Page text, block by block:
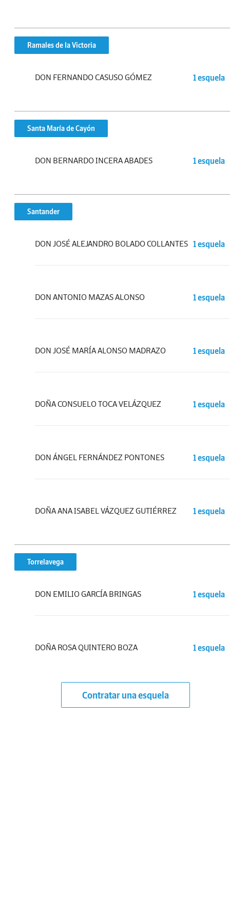
Ramales de la Victoria
DON FERNANDO CASUSO GÓMEZ 1 esquela
Santa María de Cayón
DON BERNARDO INCERA ABADES 1 esquela
Santander
DON JOSÉ ALEJANDRO BOLADO COLLANTES 1 esquela
DON ANTONIO MAZAS ALONSO 1 esquela
DON JOSÉ MARÍA ALONSO MADRAZO 1 esquela
DOÑA CONSUELO TOCA VELÁZQUEZ 1 esquela
DON ÁNGEL FERNÁNDEZ PONTONES 1 esquela
DOÑA ANA ISABEL VÁZQUEZ GUTIÉRREZ 1 esquela
Torrelavega
DON EMILIO GARCÍA BRINGAS 1 esquela
DOÑA ROSA QUINTERO BOZA 1 esquela
Contratar una esquela